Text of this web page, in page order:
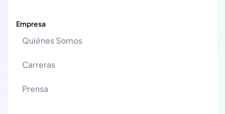
Empresa
Quiénes Somos
Carreras
Prensa